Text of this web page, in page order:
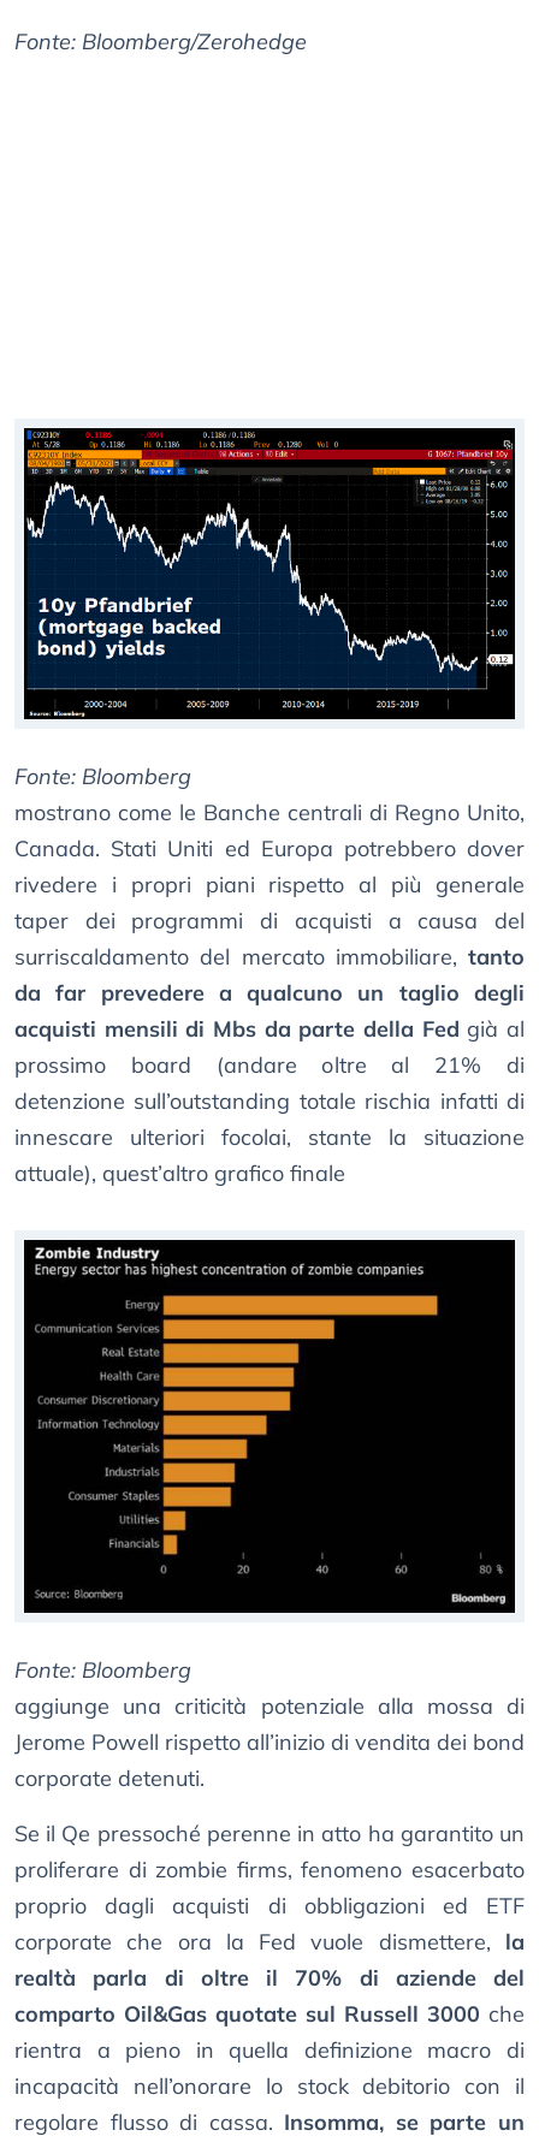
Fonte: Bloomberg/Zerohedge
Fonte: Bloomberg
mostrano come le Banche centrali di Regno Unito,
Canada. Stati Uniti ed Europa potrebbero dover
rivedere i propri piani rispetto al più generale
taper dei programmi di acquisti a causa del
surriscaldamento del mercato immobiliare, tanto
da far prevedere a qualcuno un taglio degli
acquisti mensili di Mbs da parte della Fed già al
prossimo board (andare oltre al 21% di
detenzione sull’outstanding totale rischia infatti di
innescare ulteriori focolai, stante la situazione
attuale), quest’altro grafico finale
Fonte: Bloomberg
aggiunge una criticità potenziale alla mossa di
Jerome Powell rispetto all’inizio di vendita dei bond
corporate detenuti.
Se il Qe pressoché perenne in atto ha garantito un
proliferare di zombie firms, fenomeno esacerbato
proprio dagli acquisti di obbligazioni ed ETF
corporate che ora la Fed vuole dismettere, la
realtà parla di oltre il 70% di aziende del
comparto Oil&Gas quotate sul Russell 3000 che
rientra a pieno in quella definizione macro di
incapacità nell’onorare lo stock debitorio con il
regolare flusso di cassa. Insomma, se parte un